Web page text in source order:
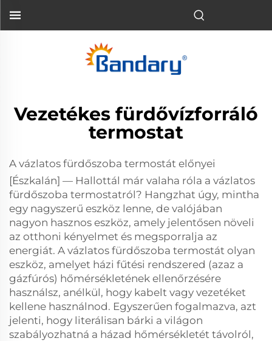
Vezetékes fürdővízforráló
termostat
A vázlatos fürdőszoba termostát előnyei
[Észkalán] — Hallottál már valaha róla a vázlatos
fürdőszoba termostatról? Hangzhat úgy, mintha
egy nagyszerű eszköz lenne, de valójában
nagyon hasznos eszköz, amely jelentősen növeli
az otthoni kényelmet és megsporralja az
energiát. A vázlatos fürdőszoba termostát olyan
eszköz, amelyet házi fűtési rendszered (azaz a
gázfúrós) hőmérsékletének ellenőrzésére
használsz, anélkül, hogy kabelt vagy vezetéket
kellene használnod. Egyszerűen fogalmazva, azt
jelenti, hogy literálisan bárki a világon
szabályozhatná a házad hőmérsékletét távolról,